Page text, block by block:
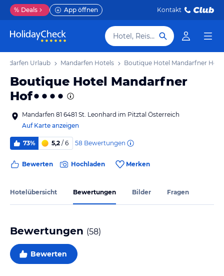
% Deals App öffnen Kontakt
Hotel, Reiseziel
Urlaub Mandarfen Hotels Boutique Hotel Mandarfner Hof
Boutique Hotel Mandarfner
Hof
Mandarfen 81 6481 St. Leonhard im Pitztal Österreich
Auf Karte anzeigen
73% 5,2 / 6 58 Bewertungen
Bewerten Hochladen Merken
Hotelübersicht Bewertungen Bilder Fragen
Bewertungen (58)
Bewerten